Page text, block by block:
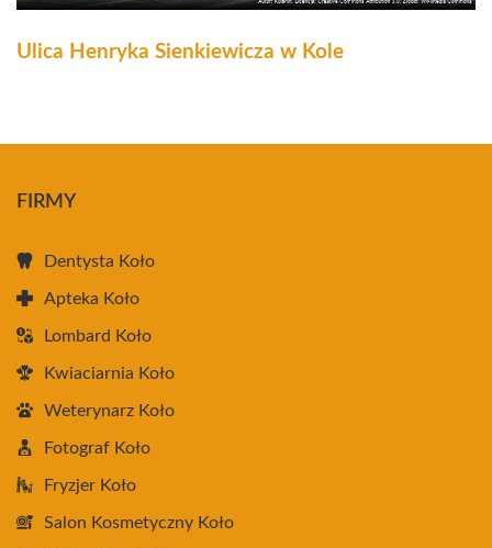
Ulica Henryka Sienkiewicza w Kole
FIRMY
Dentysta Koło
Apteka Koło
Lombard Koło
Kwiaciarnia Koło
Weterynarz Koło
Fotograf Koło
Fryzjer Koło
Salon Kosmetyczny Koło